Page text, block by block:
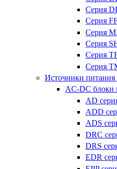
Серия
Серия
Серия
Серия
Серия
Серия
Источники питания
AC-DC блоки
AD
ADD
ADS
DRC
DRS
EDR